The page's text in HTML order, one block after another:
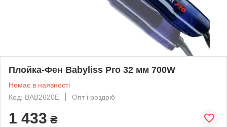
Плойка-Фен Babyliss Pro 32 мм 700W
Немає в наявності
Код: BAB2620E
Опт і роздріб
1 433 ₴